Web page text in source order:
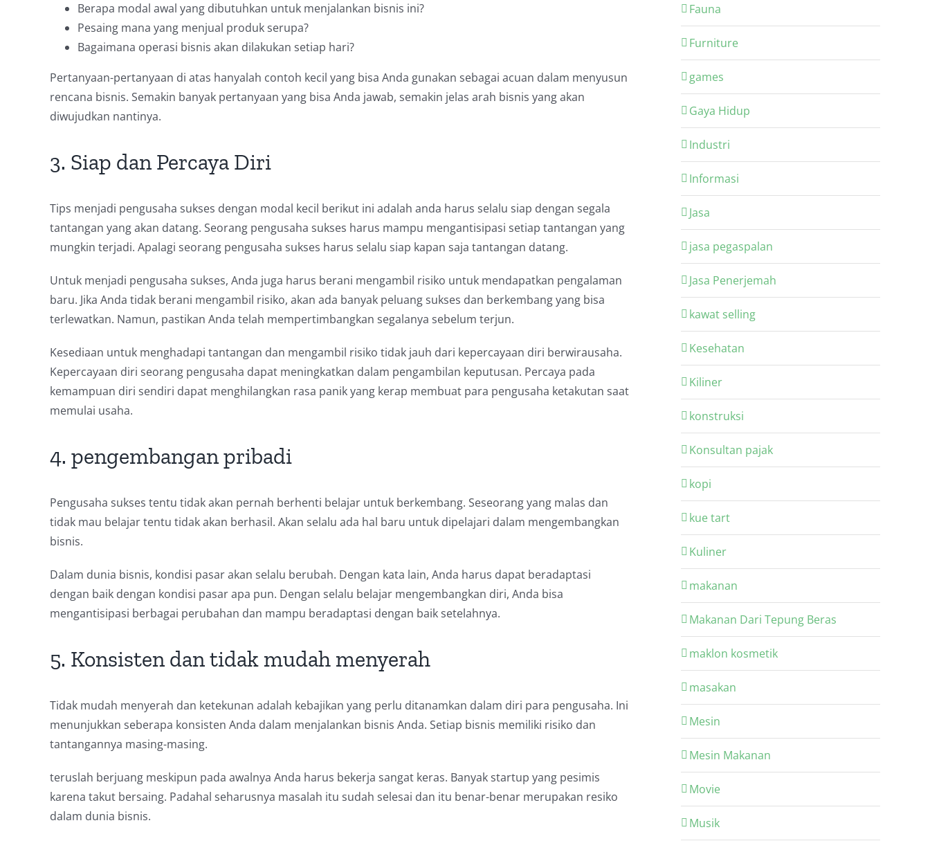
Berapa modal awal yang dibutuhkan untuk menjalankan bisnis ini?
Pesaing mana yang menjual produk serupa?
Bagaimana operasi bisnis akan dilakukan setiap hari?
Pertanyaan-pertanyaan di atas hanyalah contoh kecil yang bisa Anda gunakan sebagai acuan dalam menyusun
rencana bisnis. Semakin banyak pertanyaan yang bisa Anda jawab, semakin jelas arah bisnis yang akan
diwujudkan nantinya.
3. Siap dan Percaya Diri
Tips menjadi pengusaha sukses dengan modal kecil berikut ini adalah anda harus selalu siap dengan segala
tantangan yang akan datang. Seorang pengusaha sukses harus mampu mengantisipasi setiap tantangan yang
mungkin terjadi. Apalagi seorang pengusaha sukses harus selalu siap kapan saja tantangan datang.
Untuk menjadi pengusaha sukses, Anda juga harus berani mengambil risiko untuk mendapatkan pengalaman
baru. Jika Anda tidak berani mengambil risiko, akan ada banyak peluang sukses dan berkembang yang bisa
terlewatkan. Namun, pastikan Anda telah mempertimbangkan segalanya sebelum terjun.
Kesediaan untuk menghadapi tantangan dan mengambil risiko tidak jauh dari kepercayaan diri berwirausaha.
Kepercayaan diri seorang pengusaha dapat meningkatkan dalam pengambilan keputusan. Percaya pada
kemampuan diri sendiri dapat menghilangkan rasa panik yang kerap membuat para pengusaha ketakutan saat
memulai usaha.
4. pengembangan pribadi
Pengusaha sukses tentu tidak akan pernah berhenti belajar untuk berkembang. Seseorang yang malas dan
tidak mau belajar tentu tidak akan berhasil. Akan selalu ada hal baru untuk dipelajari dalam mengembangkan
bisnis.
Dalam dunia bisnis, kondisi pasar akan selalu berubah. Dengan kata lain, Anda harus dapat beradaptasi
dengan baik dengan kondisi pasar apa pun. Dengan selalu belajar mengembangkan diri, Anda bisa
mengantisipasi berbagai perubahan dan mampu beradaptasi dengan baik setelahnya.
5. Konsisten dan tidak mudah menyerah
Tidak mudah menyerah dan ketekunan adalah kebajikan yang perlu ditanamkan dalam diri para pengusaha. Ini
menunjukkan seberapa konsisten Anda dalam menjalankan bisnis Anda. Setiap bisnis memiliki risiko dan
tantangannya masing-masing.
teruslah berjuang meskipun pada awalnya Anda harus bekerja sangat keras. Banyak startup yang pesimis
karena takut bersaing. Padahal seharusnya masalah itu sudah selesai dan itu benar-benar merupakan resiko
dalam dunia bisnis.
Fauna
Furniture
games
Gaya Hidup
Industri
Informasi
Jasa
jasa pegaspalan
Jasa Penerjemah
kawat selling
Kesehatan
Kiliner
konstruksi
Konsultan pajak
kopi
kue tart
Kuliner
makanan
Makanan Dari Tepung Beras
maklon kosmetik
masakan
Mesin
Mesin Makanan
Movie
Musik